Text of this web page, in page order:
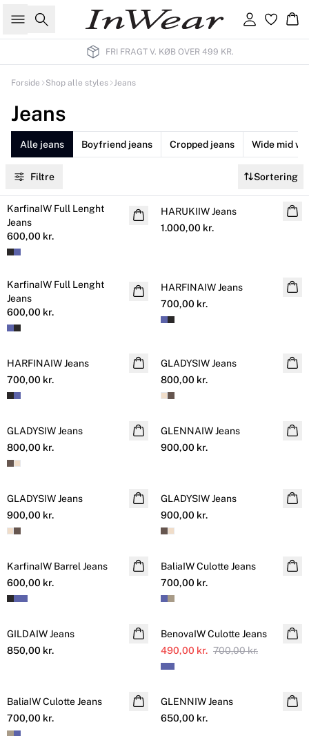
Søg Log ind
FRI FRAGT V. KØB OVER 499 KR.
Forside Shop alle styles Jeans
Jeans
Alle jeans Boyfriend jeans Cropped jeans Wide mid
Filtre Sortering
NYHED
KarfinaIW Full Lenght
Jeans
600,00 kr.
NYHED
HARUKIIW Jeans
1.000,00 kr.
NYHED
KarfinaIW Full Lenght
Jeans
600,00 kr.
NYHED
HARFINAIW Jeans
700,00 kr.
NYHED
HARFINAIW Jeans
700,00 kr.
NYHED
GLADYSIW Jeans
800,00 kr.
NYHED
GLADYSIW Jeans
800,00 kr.
NYHED
GLENNAIW Jeans
900,00 kr.
NYHED
GLADYSIW Jeans
900,00 kr.
NYHED
GLADYSIW Jeans
900,00 kr.
Back in stock
KarfinaIW Barrel Jeans
600,00 kr.
NYHED
BaliaIW Culotte Jeans
700,00 kr.
NYHED
GILDAIW Jeans
850,00 kr.
SALE
BenovaIW Culotte Jeans
490,00 kr. 700,00 kr.
NYHED
BaliaIW Culotte Jeans
700,00 kr.
NYHED
GLENNIW Jeans
650,00 kr.